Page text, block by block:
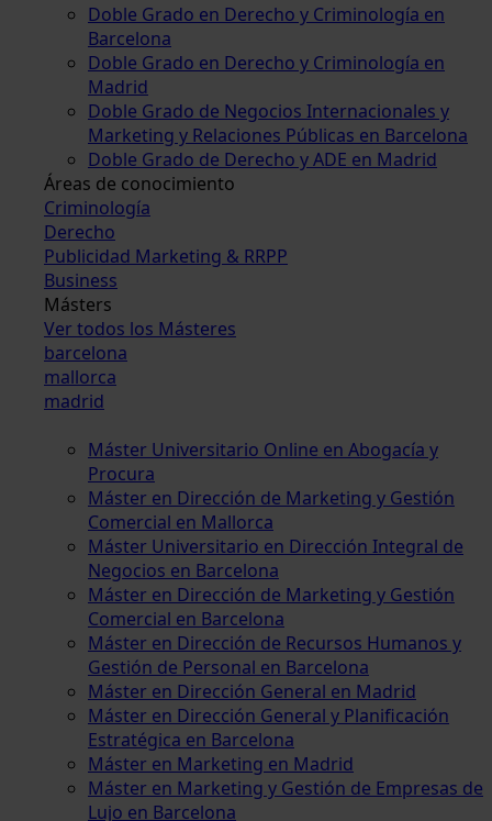
Doble Grado en Derecho y Criminología en
Barcelona
Doble Grado en Derecho y Criminología en
Madrid
Doble Grado de Negocios Internacionales y
Marketing y Relaciones Públicas en Barcelona
Doble Grado de Derecho y ADE en Madrid
Áreas de conocimiento
Criminología
Derecho
Publicidad Marketing & RRPP
Business
Másters
Ver todos los Másteres
barcelona
mallorca
madrid
Máster Universitario Online en Abogacía y
Procura
Máster en Dirección de Marketing y Gestión
Comercial en Mallorca
Máster Universitario en Dirección Integral de
Negocios en Barcelona
Máster en Dirección de Marketing y Gestión
Comercial en Barcelona
Máster en Dirección de Recursos Humanos y
Gestión de Personal en Barcelona
Máster en Dirección General en Madrid
Máster en Dirección General y Planificación
Estratégica en Barcelona
Máster en Marketing en Madrid
Máster en Marketing y Gestión de Empresas de
Lujo en Barcelona